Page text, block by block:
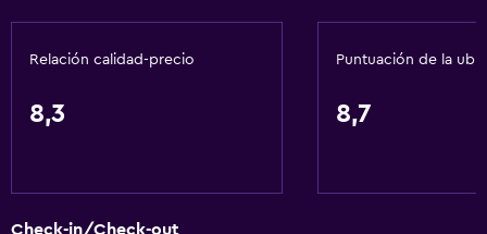
Relación calidad-precio
8,3
Puntuación de la
8,7
Check-in/Check-out